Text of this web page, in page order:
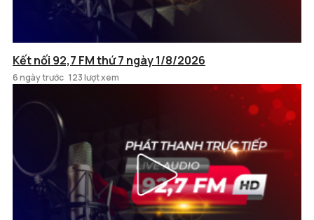
Kết nối 92,7 FM thứ 7 ngày 1/8/2026
6 ngày trước 123 lượt xem